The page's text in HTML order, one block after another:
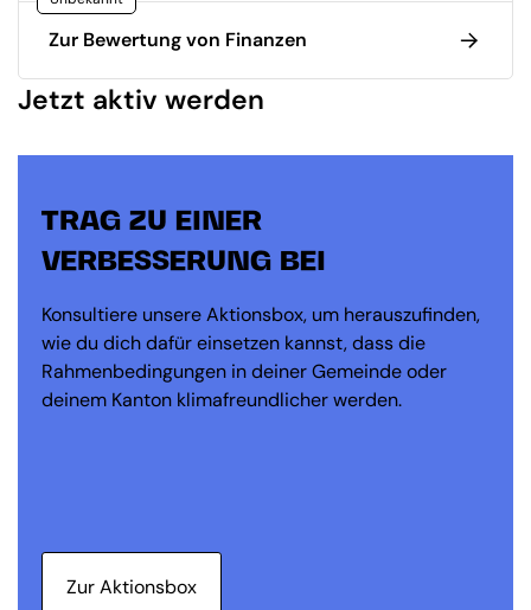
Zur Bewertung von Finanzen
Jetzt aktiv werden
TRAG ZU EINER
VERBESSERUNG BEI
Konsultiere unsere Aktionsbox, um herauszufinden,
wie du dich dafür einsetzen kannst, dass die
Rahmenbedingungen in deiner Gemeinde oder
deinem Kanton klimafreundlicher werden.
Zur Aktionsbox